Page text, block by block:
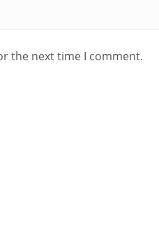
the next time I comment.